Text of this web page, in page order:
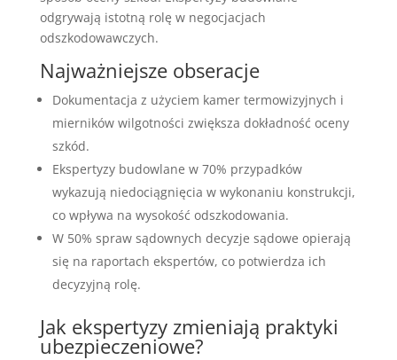
odgrywają istotną rolę w negocjacjach
odszkodowawczych.
Najważniejsze obseracje
Dokumentacja z użyciem kamer termowizyjnych i
mierników wilgotności zwiększa dokładność oceny
szkód.
Ekspertyzy budowlane w 70% przypadków
wykazują niedociągnięcia w wykonaniu konstrukcji,
co wpływa na wysokość odszkodowania.
W 50% spraw sądownych decyzje sądowe opierają
się na raportach ekspertów, co potwierdza ich
decyzyjną rolę.
Jak ekspertyzy zmieniają praktyki
ubezpieczeniowe?